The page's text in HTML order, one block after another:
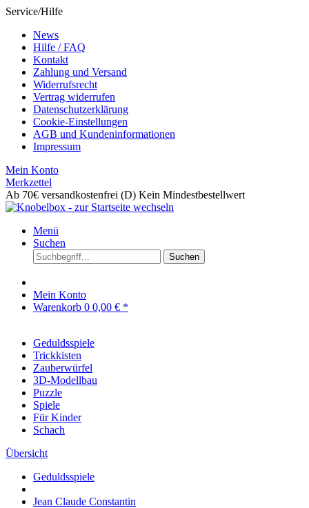
Service/Hilfe
News
Hilfe / FAQ
Kontakt
Zahlung und Versand
Widerrufsrecht
Vertrag widerrufen
Datenschutzerklärung
Cookie-Einstellungen
AGB und Kundeninformationen
Impressum
Mein Konto
Merkzettel
Ab 70€ versandkostenfrei (D) Kein Mindestbestellwert
Menü
Suchen
Suchen
Mein Konto
Warenkorb 0 0,00 € *
Geduldsspiele
Trickkisten
Zauberwürfel
3D-Modellbau
Puzzle
Spiele
Für Kinder
Schach
Übersicht
Geduldsspiele
Jean Claude Constantin